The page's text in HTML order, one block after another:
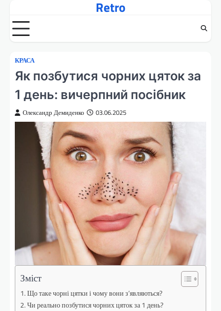
вмісту
Retro
КРАСА
Як позбутися чорних цяток за
1 день: вичерпний посібник
Олександр Демиденко 03.06.2025
Зміст
Що таке чорні цятки і чому вони з’являються?
Чи реально позбутися чорних цяток за 1 день?